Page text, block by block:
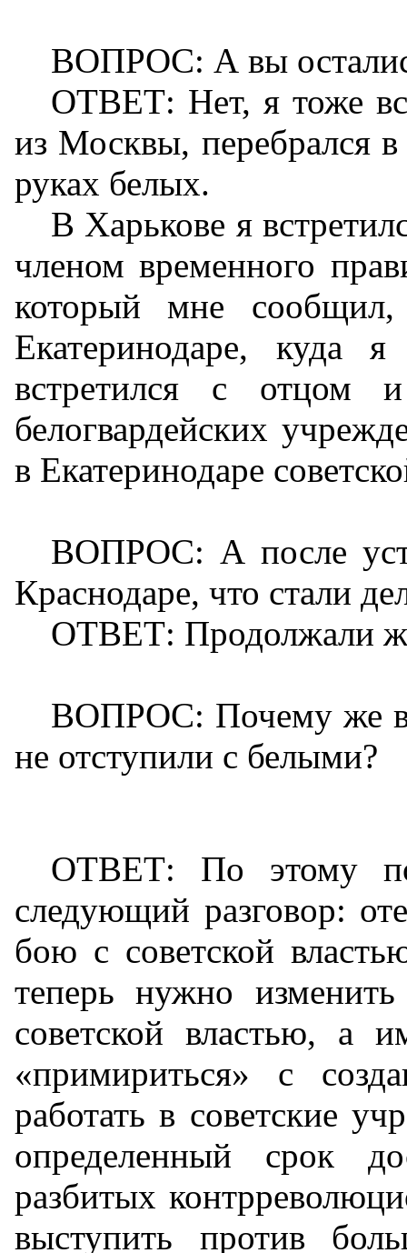
ВОПРОС: А вы
ОТВЕТ: Нет, я тоже
из Москвы, перебрался
руках белых.
В Харькове я
членом временного
который мне
Екатеринодаре, куда
встретился с отцом
белогвардейских
в Екатеринодаре
ВОПРОС: А после
Краснодаре, что стали
ОТВЕТ: Продолжали
ВОПРОС: Почему же
не отступили с белыми?
ОТВЕТ: По этому
следующий разговор:
бою с советской
теперь нужно
советской властью, а
«примириться» с
работать в советские
определенный срок
разбитых
выступить против